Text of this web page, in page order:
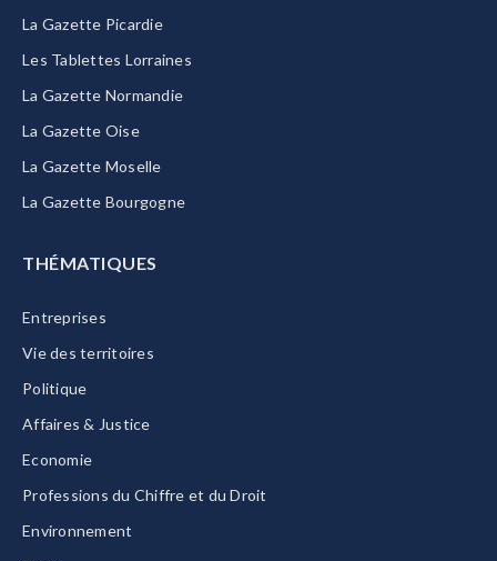
La Gazette Picardie
Les Tablettes Lorraines
La Gazette Normandie
La Gazette Oise
La Gazette Moselle
La Gazette Bourgogne
THÉMATIQUES
Entreprises
Vie des territoires
Politique
Affaires & Justice
Economie
Professions du Chiffre et du Droit
Environnement